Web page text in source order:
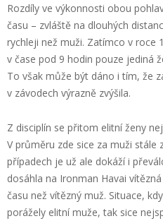
Rozdíly ve výkonnosti obou
času – zvláště na dlouhých
rychleji než muži. Zatímco v roce
v čase pod 9 hodin pouze jediná
To však může být dáno i tím, že
v závodech výrazně zvýšila.
Z disciplín se přitom elitní ženy
V průměru zde sice za muži stále
případech je už ale dokáží i
dosáhla na Ironman Havai
času než vítězný muž. Situace,
porážely elitní muže, tak sice